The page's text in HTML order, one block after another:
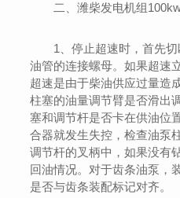
二、潍柴发电机组
1、停止超速时，首先
油管的连接螺母。如果超速
超速是由于柴油供应过量造
柱塞的油量调节臂是否滑出
塞和调节杆是否卡在供油位
合器就发生失控，检查油泵
调节杆的叉柄中，如果没有
回油情况。对于齿条油泵，
是否与齿条装配标记对齐。